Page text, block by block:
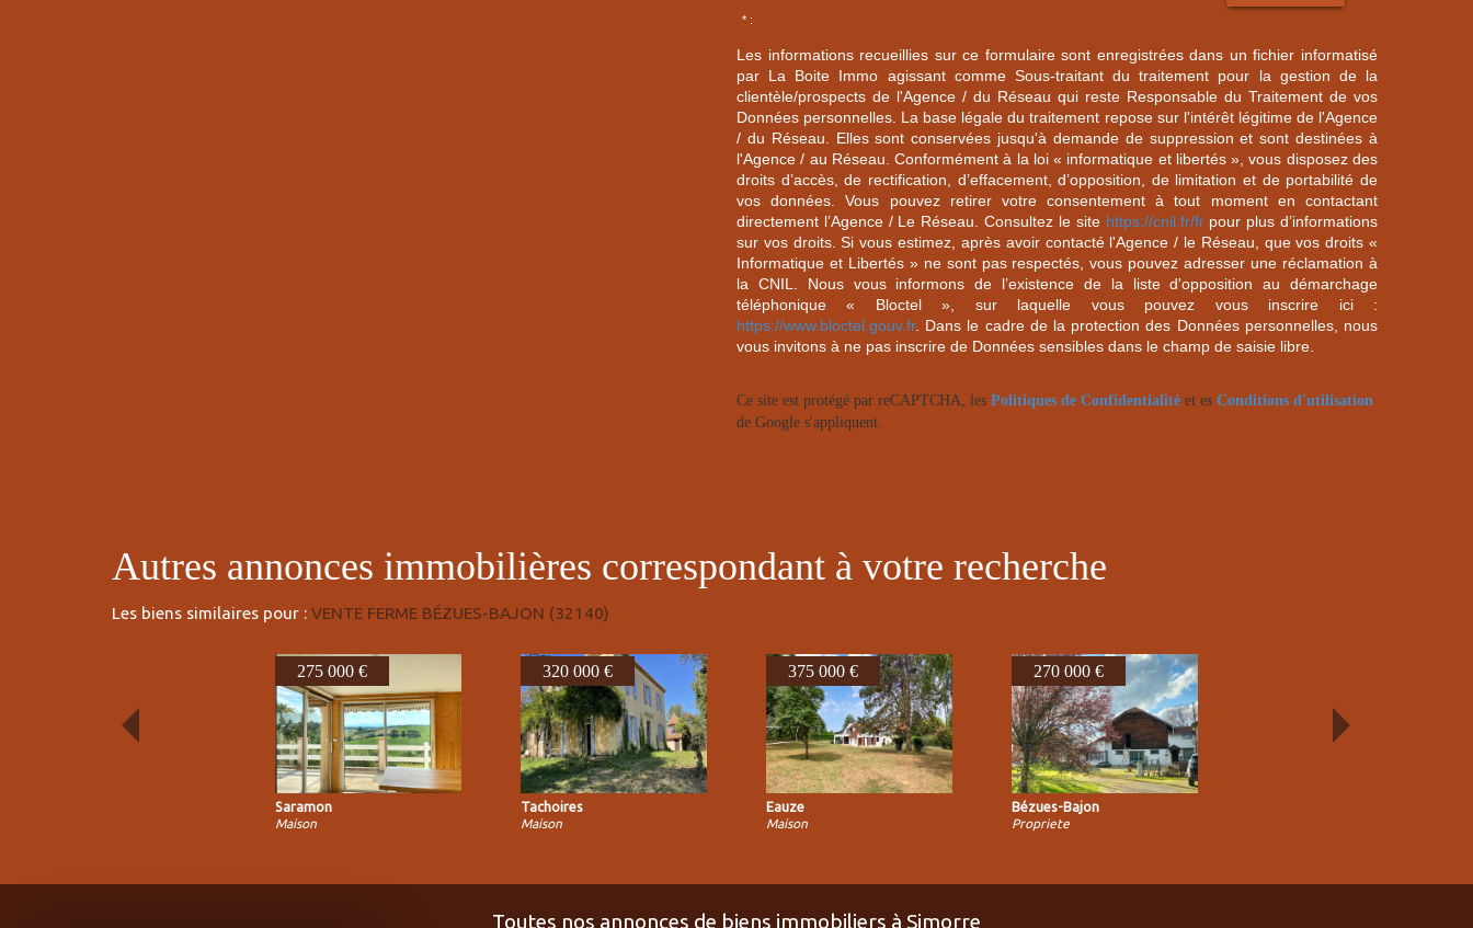
* :
Les informations recueillies sur ce formulaire sont enregistrées dans un fichier informatisé
par La Boite Immo agissant comme Sous-traitant du traitement pour la gestion de la
clientèle/prospects de l'Agence / du Réseau qui reste Responsable du Traitement de vos
Données personnelles. La base légale du traitement repose sur l'intérêt légitime de l'Agence
/ du Réseau. Elles sont conservées jusqu'à demande de suppression et sont destinées à
l'Agence / au Réseau. Conformément à la loi « informatique et libertés », vous disposez des
droits d’accès, de rectification, d’effacement, d’opposition, de limitation et de portabilité de
vos données. Vous pouvez retirer votre consentement à tout moment en contactant
directement l’Agence / Le Réseau. Consultez le site https://cnil.fr/frpour plus d’informations
sur vos droits. Si vous estimez, après avoir contacté l'Agence / le Réseau, que vos droits «
Informatique et Libertés » ne sont pas respectés, vous pouvez adresser une réclamation à
la CNIL. Nous vous informons de l’existence de la liste d'opposition au démarchage
téléphonique « Bloctel », sur laquelle vous pouvez vous inscrire ici :
https://www.bloctel.gouv.fr. Dans le cadre de la protection des Données personnelles, nous
vous invitons à ne pas inscrire de Données sensibles dans le champ de saisie libre.
Ce site est protégé par reCAPTCHA, les Politiques de Confidentialité et es Conditions d'utilisation
de Google s'appliquent.
autres annonces immobilières correspondant à votre recherche
Les biens similaires pour : VENTE FERME BÉZUES-BAJON (32140)
275 000 €
Saramon
Maison
320 000 €
Tachoires
Maison
375 000 €
Eauze
Maison
270 000 €
Bézues-Bajon
Propriete
Toutes nos annonces de biens immobiliers à Simorre